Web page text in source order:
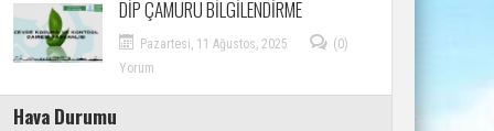
DİP ÇAMURU BİLGİLENDİRME
Pazartesi, 11 Ağustos, 2025
(0)
Yorum
Hava Durumu